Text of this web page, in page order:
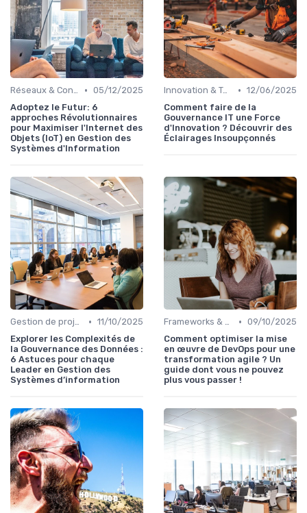
Réseaux & Connectivité • 05/12/2025
Adoptez le Futur: 6
approches Révolutionnaires
pour Maximiser l'Internet des
Objets (IoT) en Gestion des
Systèmes d'Information
Innovation & Tendances • 12/06/2025
Comment faire de la
Gouvernance IT une Force
d'Innovation ? Découvrir des
Éclairages Insoupçonnés
Gestion de projets • 11/10/2025
Explorer les Complexités de
la Gouvernance des Données :
6 Astuces pour chaque
Leader en Gestion des
Systèmes d’information
Frameworks & Outils • 09/10/2025
Comment optimiser la mise
en œuvre de DevOps pour une
transformation agile ? Un
guide dont vous ne pouvez
plus vous passer !